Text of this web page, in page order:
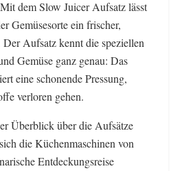
dem Slow Juicer Aufsatz lässt
Gemüsesorte ein frischer,
Der Aufsatz kennt die speziellen
Gemüse ganz genau: Das
eine schonende Pressung,
verloren gehen.
Überblick über die Aufsätze
die Küchenmaschinen von
Entdeckungsreise